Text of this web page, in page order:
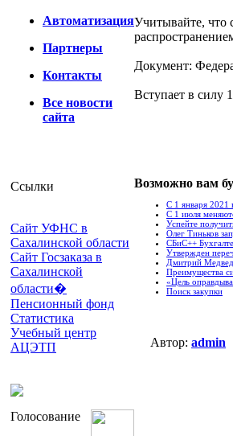
Автоматизация
Партнеры
Контакты
Все новости
сайта
Ссылки
Сайт УФНС в
Сахалинской области
Сайт Госзаказа в
Сахалинской
области�
Пенсионный фонд
Статистика
Учебный центр
АЦЭТП
Голосование
Учитывайте, что
Документ:
Вступает в силу
Возможно вам
С 1 января 2021
С 1 июля
Успейте
Олег Тиньков
СБиС++
Утвержден
Дмитрий
Преимущества
«Цель
Поиск закупки
Автор: admin